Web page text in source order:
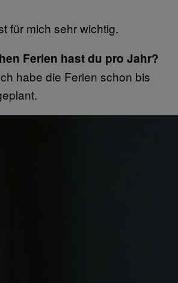
für mich sehr wichtig.
Ferien hast du pro Jahr?
habe die Ferien schon bis